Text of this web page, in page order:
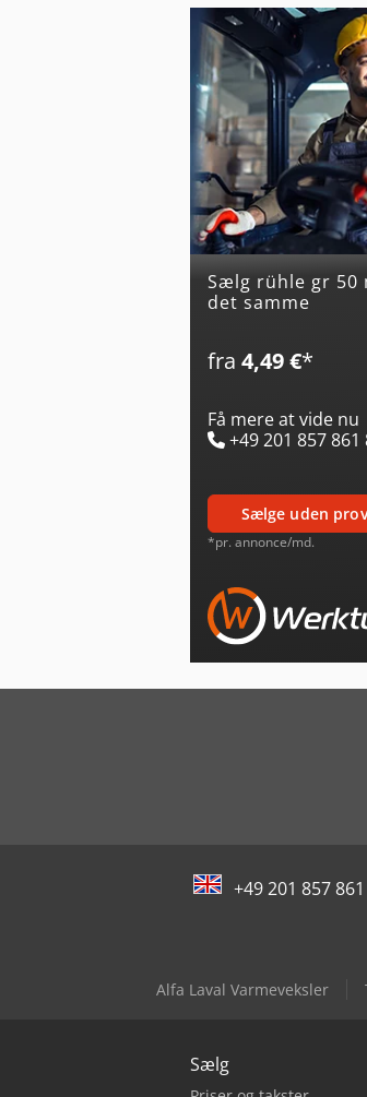
Sælg rühle gr 50 med
det samme
fra 4,49 €*
Få mere at vide nu
+49 201 857 861
sælge uden
*pr. annonce/md.
+49 201 857
Alfa Laval Varmeveksler
Sælg